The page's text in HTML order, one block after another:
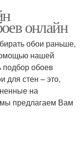
онлайн
обои раньше,
нашей
обоев
для стен – это,
на
предлагаем Вам